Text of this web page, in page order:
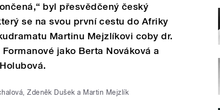
byl přesvědčený český
se na svou první cestu do Afriky
Martinu Mejzlíkovi coby dr.
jako Berta Nováková a
Zdeněk Dušek a Martin Mejzlík